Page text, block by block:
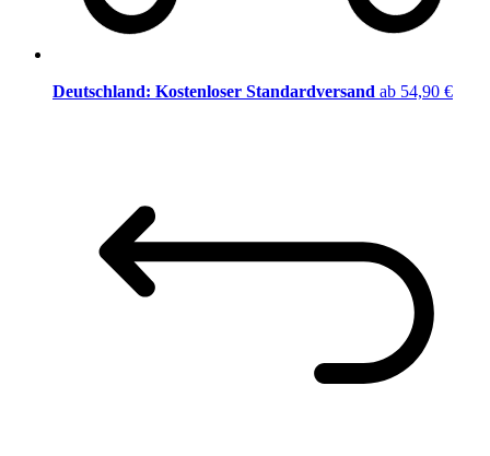
Deutschland: Kostenloser Standardversand ab 54,90 €